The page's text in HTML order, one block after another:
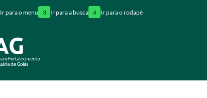
Ir para o menu 3 Ir para a busca 4 Ir para o rodapé